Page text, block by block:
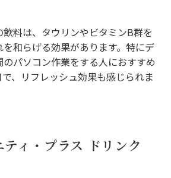
料は、タウリンやビタミンB群を
和らげる効果があります。特にデ
パソコン作業をする人におすすめ
、リフレッシュ効果も感じられま
ィ・プラス ドリンク